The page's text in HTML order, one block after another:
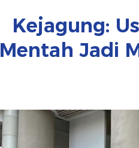
Kejagung:
Mentah Jadi